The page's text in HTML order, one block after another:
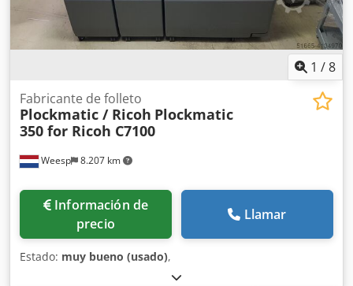
1 /8
Weesp 8.207 km
Fabricante de folleto
Plockmatic / Ricoh Plockmatic
350 for Ricoh C7100
Información de
precio
Llamar
Estado: muy bueno (usado),